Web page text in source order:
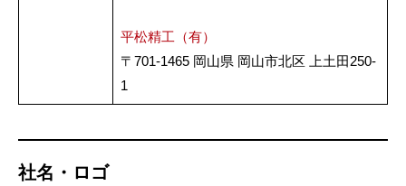
平松精工（有）
〒701-1465 岡山県 岡山市北区 上土田250-
1
社名・ロゴ